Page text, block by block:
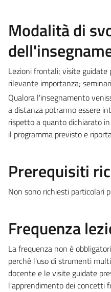
Modalità di
Lezioni frontali; visite guidate
rilevante importanza;
Qualora l'insegnamento
a distanza potranno essere
rispetto a quanto dichiarato
il programma previsto e
Prerequisiti
Non sono richiesti particolari
Frequenza
La frequenza non è
perché l'uso di strumenti
docente e le visite guidate
l'apprendimento dei concetti